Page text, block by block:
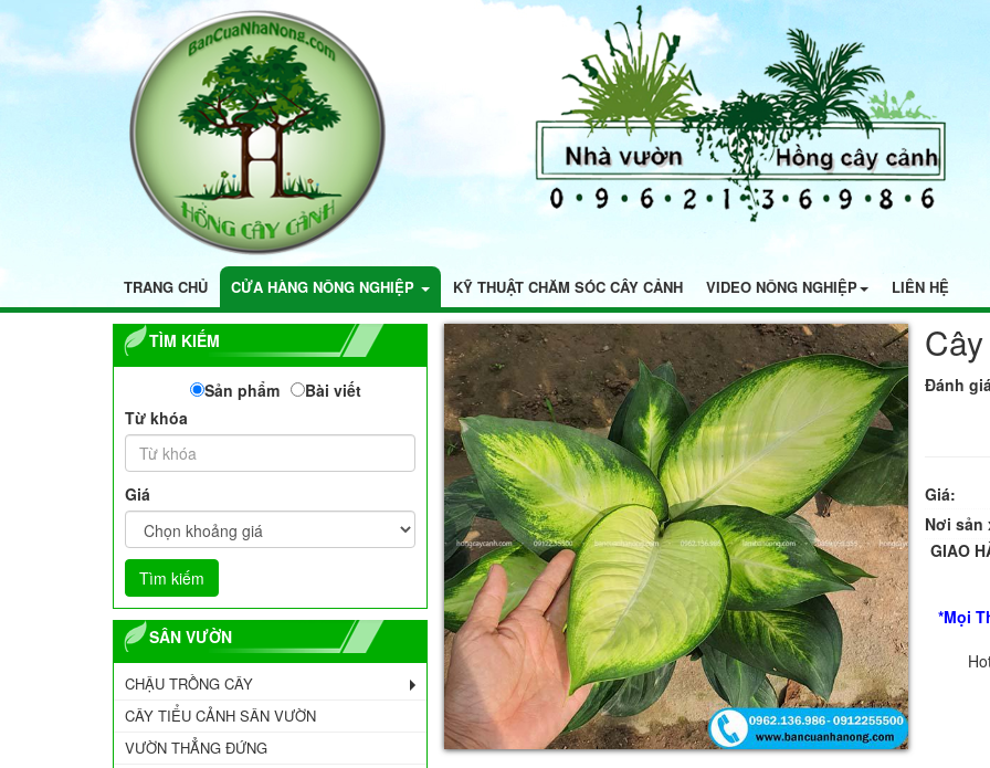
TRANG CHỦ CỬA HÀNG NÔNG NGHIỆP KỸ THUẬT CHĂM SÓC CÂY CẢNH VIDEO NÔNG NGHIỆP LIÊN HỆ
TÌM KIẾM
Sản phẩm
Bài viết
Từ khóa
Giá
SÂN VƯỜN
CHẬU TRỒNG CÂY
CÂY TIỂU CẢNH SÂN VƯỜN
VƯỜN THẲNG ĐỨNG
Đánh
Giá:
Nơi sản
GIAO
*Mọi